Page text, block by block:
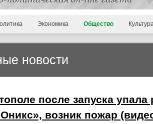
Экономика Общество
новости
после запуска упала
возник пожар